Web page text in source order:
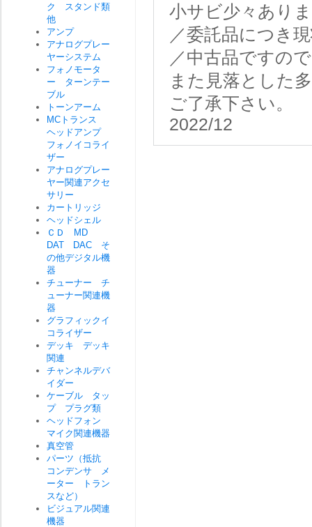
小サビ少々あり
／委託品につき
／中古品ですの
また見落とした
ご了承下さい。
2022/12
ク スタンド類
他
アンプ
アナログプレー
ヤーシステム
フォノモータ
ー ターンテー
ブル
トーンアーム
MCトランス
ヘッドアンプ
フォノイコライ
ザー
アナログプレー
ヤー関連アクセ
サリー
カートリッジ
ヘッドシェル
ＣＤ MD
DAT DAC そ
の他デジタル機
器
チューナー チ
ューナー関連機
器
グラフィックイ
コライザー
デッキ デッキ
関連
チャンネルデバ
イダー
ケーブル タッ
プ プラグ類
ヘッドフォン
マイク関連機器
真空管
パーツ（抵抗
コンデンサ メ
ーター トラン
スなど）
ビジュアル関連
機器